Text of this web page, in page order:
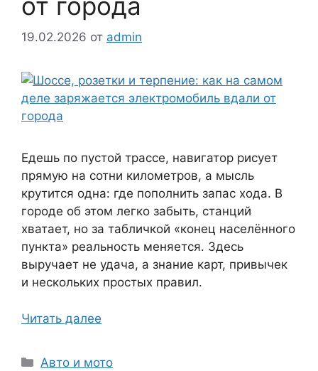
19.02.2026 от admin
Едешь по пустой трассе, навигатор рисует
прямую на сотни километров, а мысль
крутится одна: где пополнить запас хода. В
городе об этом легко забыть, станций
хватает, но за табличкой «конец населённого
пункта» реальность меняется. Здесь
выручает не удача, а знание карт, привычек
и нескольких простых правил.
Читать далее
Рубрики
Авто и мото